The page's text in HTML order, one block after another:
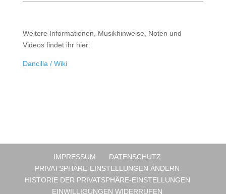
Weitere Informationen, Musikhinweise, Noten und
Videos findet ihr hier:
Dancilla / Wiki
IMPRESSUM
DATENSCHUTZ
PRIVATSPHÄRE-EINSTELLUNGEN ÄNDERN
HISTORIE DER PRIVATSPHÄRE-EINSTELLUNGEN
EINWILLIGUNGEN WIDERRUFEN